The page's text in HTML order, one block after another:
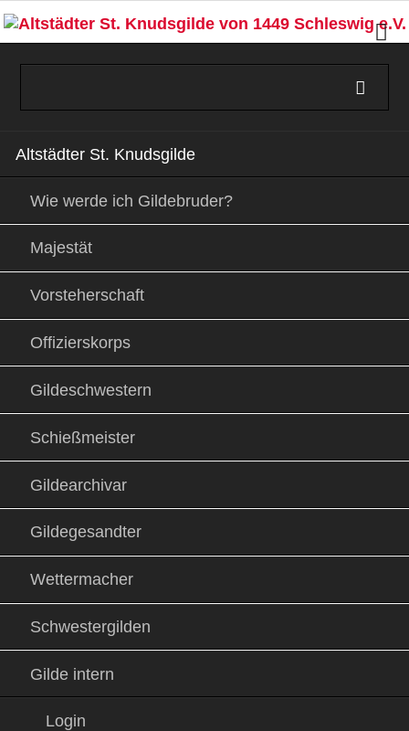
Altstädter St. Knudsgilde
Wie werde ich Gildebruder?
Majestät
Vorsteherschaft
Offizierskorps
Gildeschwestern
Schießmeister
Gildearchivar
Gildegesandter
Wettermacher
Schwestergilden
Gilde intern
Login